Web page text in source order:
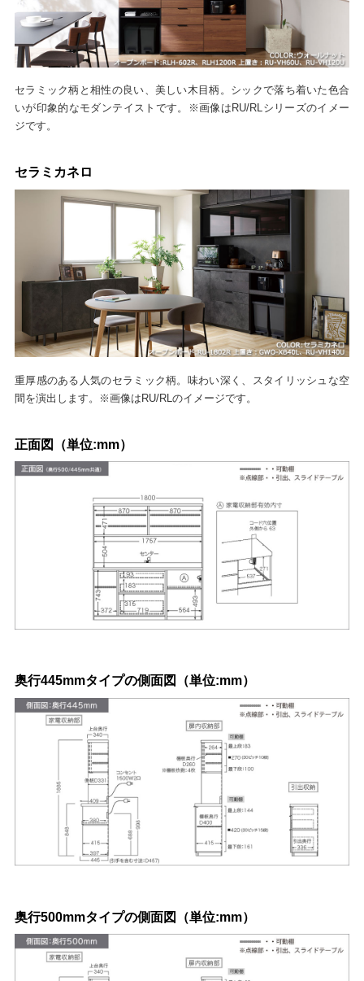
セラミック柄と相性の良い、美しい木目柄。シックで落ち着いた色合
いが印象的なモダンテイストです。※画像はRU/RLシリーズのイメー
ジです。
セラミカネロ
重厚感のある人気のセラミック柄。味わい深く、スタイリッシュな空
間を演出します。※画像はRU/RLのイメージです。
正面図（単位:mm）
奥行445mmタイプの側面図（単位:mm）
奥行500mmタイプの側面図（単位:mm）